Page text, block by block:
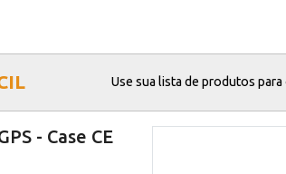
Use sua lista de produtos
- Case CE